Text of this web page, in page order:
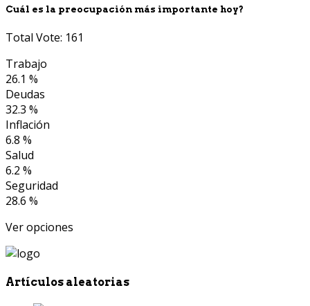
Cuál es la preocupación más importante hoy?
Total Vote: 161
Trabajo
26.1 %
Deudas
32.3 %
Inflación
6.8 %
Salud
6.2 %
Seguridad
28.6 %
Ver opciones
Artículos aleatorias